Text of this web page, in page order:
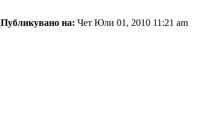
Публикувано на: Чет Юли 01, 2010 11:21 am